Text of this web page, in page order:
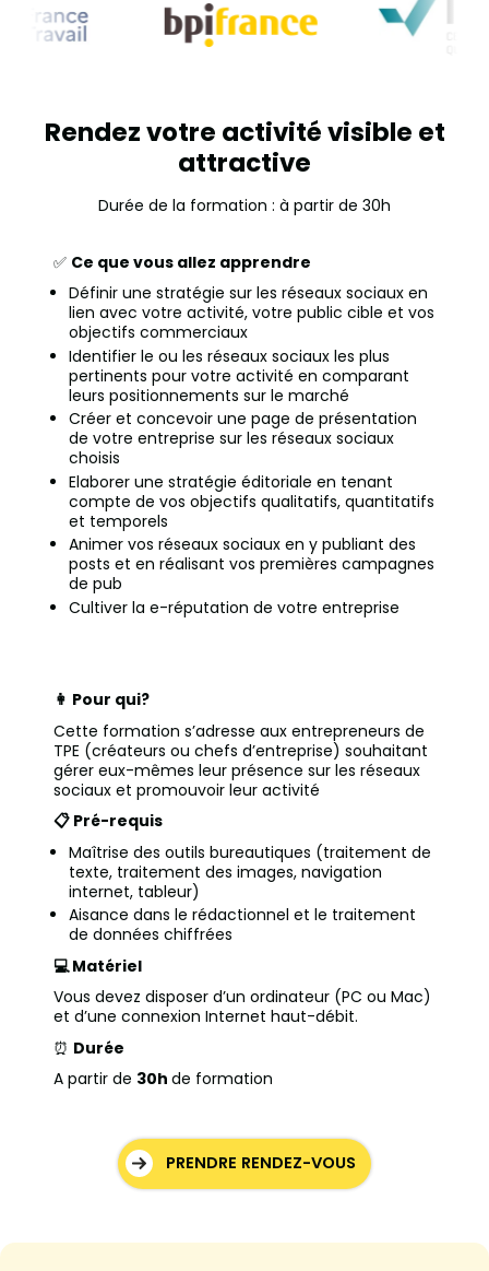
Rendez votre activité visible et
attractive
Durée de la formation : à partir de 30h
✅ Ce que vous allez apprendre
Définir une stratégie sur les réseaux sociaux en
lien avec votre activité, votre public cible et vos
objectifs commerciaux
Identifier le ou les réseaux sociaux les plus
pertinents pour votre activité en comparant
leurs positionnements sur le marché
Créer et concevoir une page de présentation
de votre entreprise sur les réseaux sociaux
choisis
Elaborer une stratégie éditoriale en tenant
compte de vos objectifs qualitatifs, quantitatifs
et temporels
Animer vos réseaux sociaux en y publiant des
posts et en réalisant vos premières campagnes
de pub
Cultiver la e-réputation de votre entreprise
👩 Pour qui?
Cette formation s’adresse aux entrepreneurs de
TPE (créateurs ou chefs d’entreprise) souhaitant
gérer eux-mêmes leur présence sur les réseaux
sociaux et promouvoir leur activité
📋 Pré-requis
Maîtrise des outils bureautiques (traitement de
texte, traitement des images, navigation
internet, tableur)
Aisance dans le rédactionnel et le traitement
de données chiffrées
💻 Matériel
Vous devez disposer d’un ordinateur (PC ou Mac)
et d’une connexion Internet haut-débit.
⏰ Durée
A partir de 30h de formation
PRENDRE RENDEZ-VOUS